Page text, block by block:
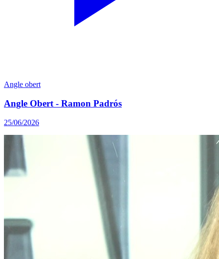
Angle obert
Angle Obert - Ramon Padrós
25/06/2026